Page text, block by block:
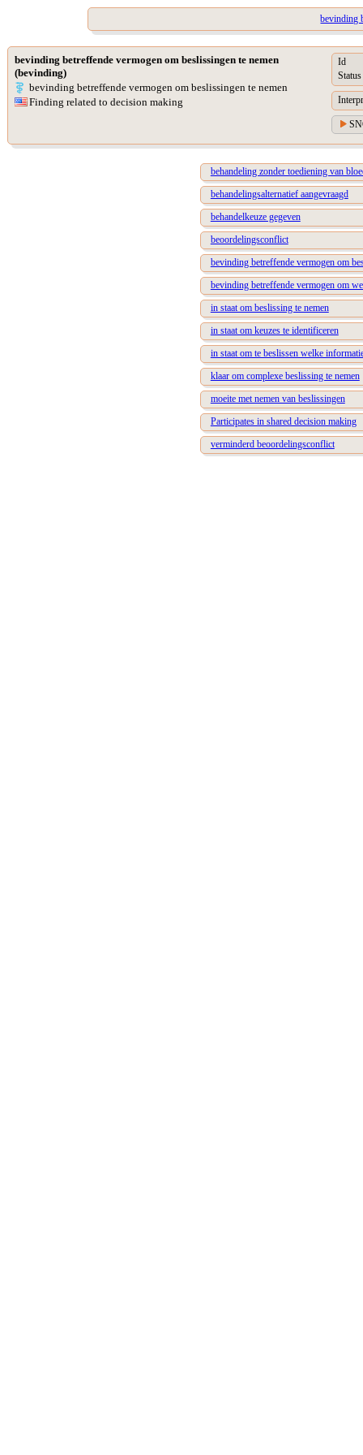
bevinding
bevinding betreffende vermogen om beslissingen te nemen
(bevinding)
bevinding betreffende vermogen om beslissingen te nemen
Finding related to decision making
Id
Status
behandeling zonder toediening van
behandelingsalternatief aangevraagd
behandelkeuze gegeven
beoordelingsconflict
bevinding betreffende vermogen om
bevinding betreffende vermogen om
in staat om beslissing te nemen
in staat om keuzes te identificeren
in staat om te beslissen welke
klaar om complexe beslissing te nemen
moeite met nemen van beslissingen
Participates in shared decision making
verminderd beoordelingsconflict